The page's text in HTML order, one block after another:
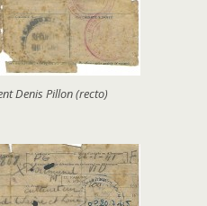
Denis Pillon (recto)